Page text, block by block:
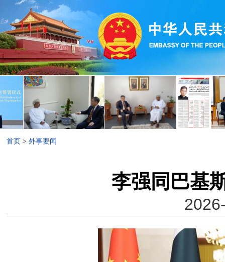
首页 > 外事要闻
李强同巴基